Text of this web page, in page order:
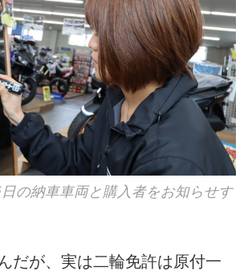
の納車車両と購入者をお知らせす
だが、実は二輪免許は原付一